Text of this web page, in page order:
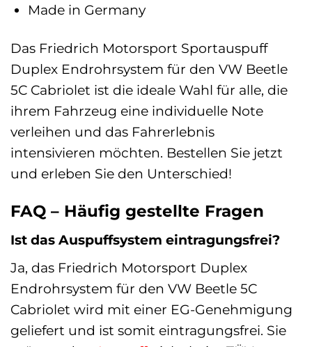
Made in Germany
Das Friedrich Motorsport Sportauspuff
Duplex Endrohrsystem für den VW Beetle
5C Cabriolet ist die ideale Wahl für alle, die
ihrem Fahrzeug eine individuelle Note
verleihen und das Fahrerlebnis
intensivieren möchten. Bestellen Sie jetzt
und erleben Sie den Unterschied!
FAQ – Häufig gestellte Fragen
Ist das Auspuffsystem eintragungsfrei?
Ja, das Friedrich Motorsport Duplex
Endrohrsystem für den VW Beetle 5C
Cabriolet wird mit einer EG-Genehmigung
geliefert und ist somit eintragungsfrei. Sie